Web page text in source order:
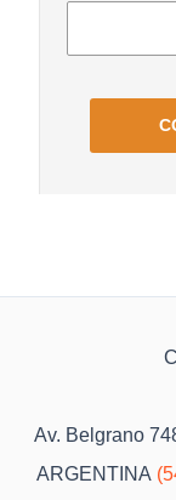
Av. Belgrano
ARGENTINA